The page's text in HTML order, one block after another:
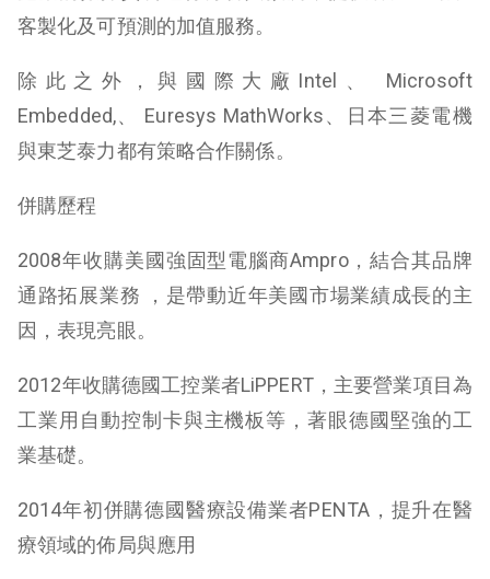
客製化及可預測的加值服務。
除此之外，與國際大廠Intel、 Microsoft
Embedded,、 Euresys MathWorks、日本三菱電機
與東芝泰力都有策略合作關係。
併購歷程
2008年收購美國強固型電腦商Ampro，結合其品牌
通路拓展業務 ，是帶動近年美國市場業績成長的主
因，表現亮眼。
2012年收購德國工控業者LiPPERT，主要營業項目為
工業用自動控制卡與主機板等，著眼德國堅強的工
業基礎。
2014年初併購德國醫療設備業者PENTA，提升在醫
療領域的佈局與應用